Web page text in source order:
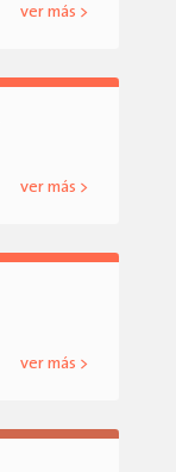
ver más >
ver más >
ver más >